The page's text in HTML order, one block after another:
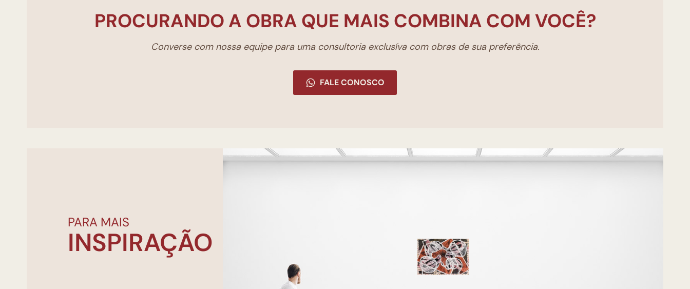
PROCURANDO A OBRA QUE MAIS COMBINA COM VOCÊ?
Converse com nossa equipe para uma consultoria exclusíva com obras de sua preferência.
FALE CONOSCO
PARA MAIS
INSPIRAÇÃO